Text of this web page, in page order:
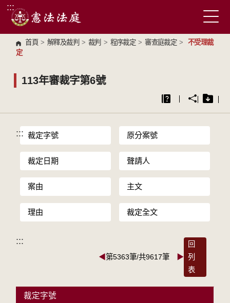
跳到主要內容區塊
:::
首頁 > 解釋及裁判 > 裁判 > 程序裁定 > 審查庭裁定 >
不受理裁
定
113年審裁字第6號
::: 裁定字號 原分案號
裁定日期 聲請人
案由 主文
理由 裁定全文
:::
◀第5363筆/共9617筆 ▶
回
列
表
裁定字號